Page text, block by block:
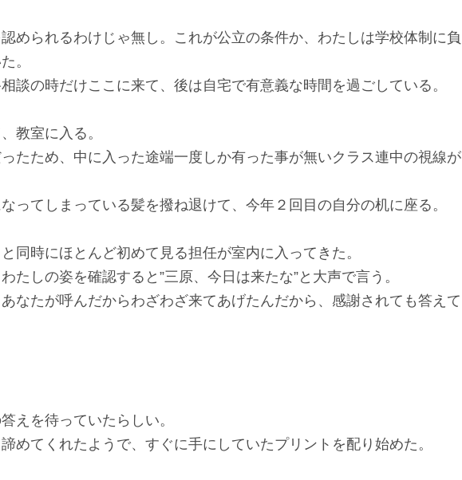
められるわけじゃ無し。これが公立の条件か、わたしは学校体制に負
。
談の時だけここに来て、後は自宅で有意義な時間を過ごしている。
教室に入る。
たため、中に入った途端一度しか有った事が無いクラス連中の視線が
ってしまっている髪を撥ね退けて、今年２回目の自分の机に座る。
同時にほとんど初めて見る担任が室内に入ってきた。
たしの姿を確認すると”三原、今日は来たな”と大声で言う。
なたが呼んだからわざわざ来てあげたんだから、感謝されても答えて
えを待っていたらしい。
めてくれたようで、すぐに手にしていたプリントを配り始めた。